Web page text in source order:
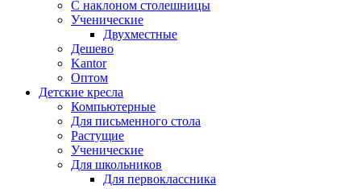
С наклоном столешницы
Ученические
Двухместные
Дешево
Kantor
Оптом
Детские кресла
Компьютерные
Для письменного стола
Растущие
Ученические
Для школьников
Для первоклассника